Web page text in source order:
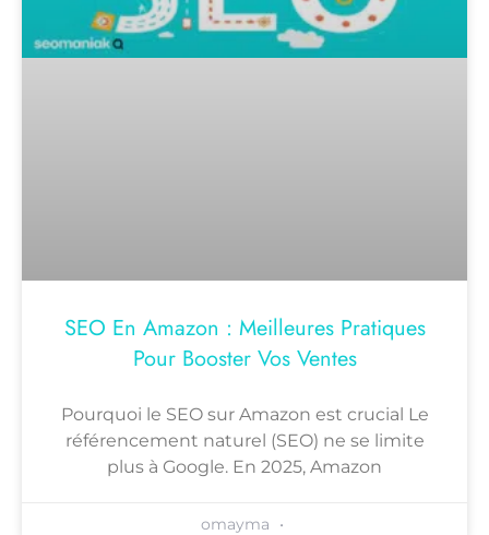
SEO En Amazon : Meilleures Pratiques
Pour Booster Vos Ventes
Pourquoi le SEO sur Amazon est crucial Le
référencement naturel (SEO) ne se limite
plus à Google. En 2025, Amazon
omayma